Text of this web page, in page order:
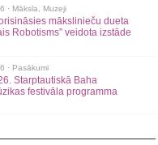
· Māksla Muzeji
mākslinieču dueta
Robotisms” veidota izstāde
· Pasākumi
Starptautiskā Baha
festivāla programma